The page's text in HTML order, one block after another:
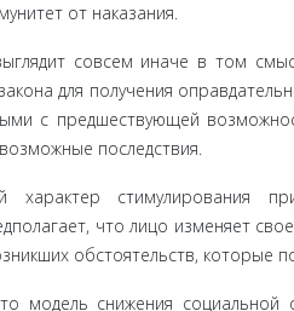
от наказания.
совсем иначе в том
для получения
с предше­ствующей
последствия.
характер
что лицо изменяет
обстоятельств, ко­торые
модель снижения